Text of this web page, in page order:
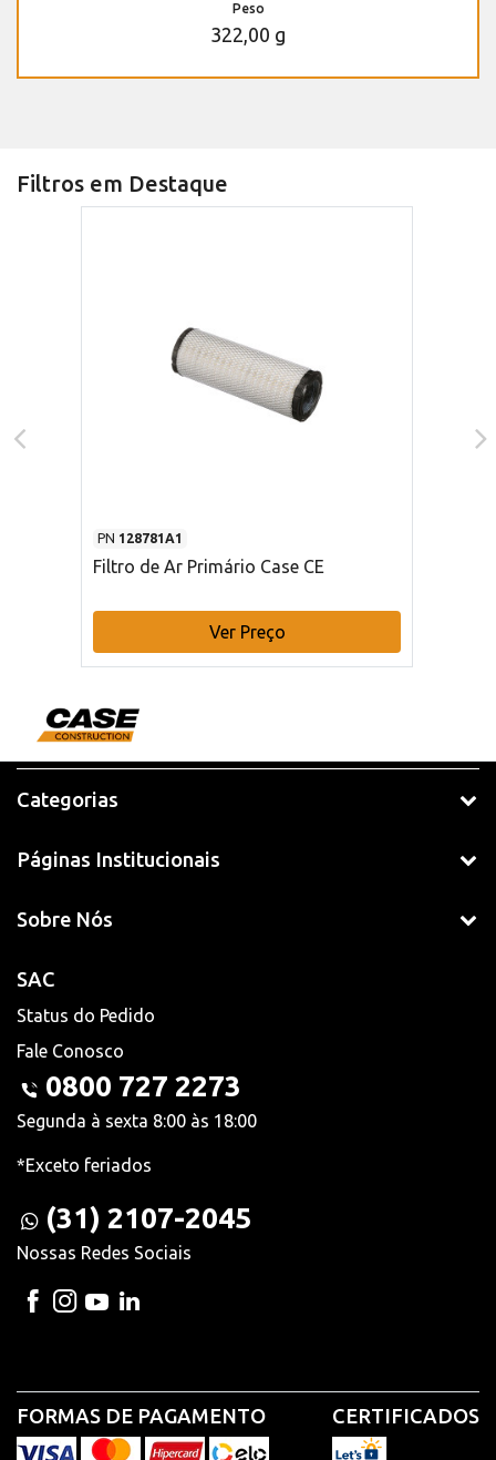
Peso
322,00 g
Filtros em Destaque
PN 128781A1
Filtro de Ar Primário Case CE
Ver Preço
Categorias
Páginas Institucionais
Sobre Nós
SAC
Status do Pedido
Fale Conosco
0800 727 2273
Segunda à sexta 8:00 às 18:00
*Exceto feriados
(31) 2107-2045
Nossas Redes Sociais
FORMAS DE PAGAMENTO CERTIFICADOS